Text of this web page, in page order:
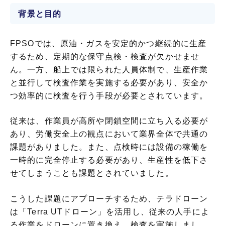
背景と目的
FPSOでは、原油・ガスを安定的かつ継続的に生産
するため、定期的な保守点検・検査が欠かせませ
ん。一方、船上では限られた人員体制で、生産作業
と並行して検査作業を実施する必要があり、安全か
つ効率的に検査を行う手段が必要とされています。
従来は、作業員が高所や閉鎖空間に立ち入る必要が
あり、労働安全上の観点において業界全体で共通の
課題がありました。また、点検時には設備の稼働を
一時的に完全停止する必要があり、生産性を低下さ
せてしまうことも課題とされていました。
こうした課題にアプローチするため、テラドローン
は「Terra UTドローン」を活用し、従来の人手によ